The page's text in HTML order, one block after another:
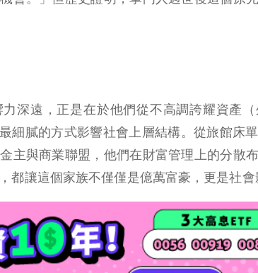
深遠，正是在於他們從不高調誇耀資產
細膩的方式影響社會上層結構。從旅館床
主與商業聯盟，他們在財富管理上的分散
都讓這個家族不僅僅是億萬富豪，更是社會